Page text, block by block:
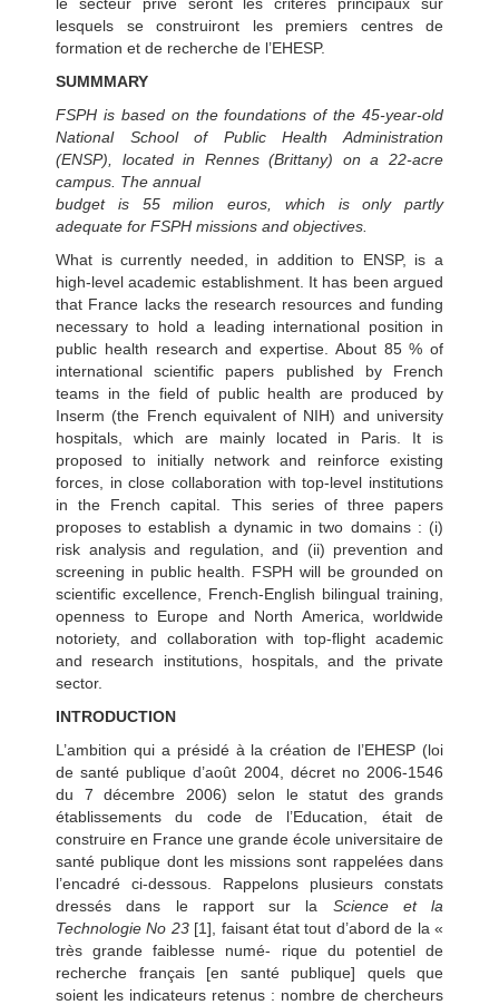
lesquels se construiront les premiers centres de
formation et de recherche de l’EHESP.
SUMMMARY
FSPH is based on the foundations of the 45-year-old
National School of Public Health Administration
(ENSP), located in Rennes (Brittany) on a 22-acre
campus. The annual
budget is 55 milion euros, which is only partly
adequate for FSPH missions and objectives.
What is currently needed, in addition to ENSP, is a
high-level academic establishment. It has been argued
that France lacks the research resources and funding
necessary to hold a leading international position in
public health research and expertise. About 85 % of
international scientific papers published by French
teams in the field of public health are produced by
Inserm (the French equivalent of NIH) and university
hospitals, which are mainly located in Paris. It is
proposed to initially network and reinforce existing
forces, in close collaboration with top-level institutions
in the French capital. This series of three papers
proposes to establish a dynamic in two domains : (i)
risk analysis and regulation, and (ii) prevention and
screening in public health. FSPH will be grounded on
scientific excellence, French-English bilingual training,
openness to Europe and North America, worldwide
notoriety, and collaboration with top-flight academic
and research institutions, hospitals, and the private
sector.
INTRODUCTION
L’ambition qui a présidé à la création de l’EHESP (loi
de santé publique d’août 2004, décret no 2006-1546
du 7 décembre 2006) selon le statut des grands
établissements du code de l’Education, était de
construire en France une grande école universitaire de
santé publique dont les missions sont rappelées dans
l’encadré ci-dessous. Rappelons plusieurs constats
dressés dans le rapport sur la Science et la
Technologie No 23 [1], faisant état tout d’abord de la «
très grande faiblesse numé- rique du potentiel de
recherche français [en santé publique] quels que
soient les indicateurs retenus : nombre de chercheurs